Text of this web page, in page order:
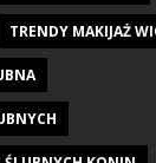
TRENDY MAKIJAŻ